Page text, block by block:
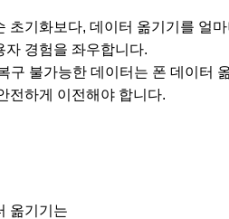
초기화보다, 데이터 옮기기를 얼
자 경험을 좌우합니다.
구 불가능한 데이터는 폰 데이터
전하게 이전해야 합니다.
옮기기는